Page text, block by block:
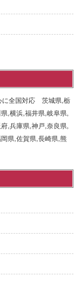
に全国対応 茨城県,栃
,横浜,福井県,岐阜県,
,兵庫県,神戸,奈良県,
県,佐賀県,長崎県,熊